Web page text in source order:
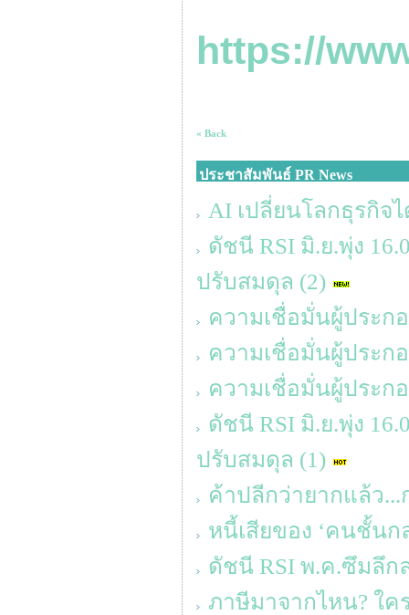
https://
« Back
ประชาสัมพันธ์ PR News
AI เปลี่ยนโลกธุรกิจ
ดัชนี RSI มิ.ย.พุ่ง
ปรับสมดุล (2)
ความเชื่อมั่นผู้ประก
ความเชื่อมั่นผู้ประก
ความเชื่อมั่นผู้ประก
ดัชนี RSI มิ.ย.พุ่ง
ปรับสมดุล (1)
ค้าปลีกว่ายากแล้ว...
หนี้เสียของ ‘คนชั้นก
ดัชนี RSI พ.ค.ซึมลึก
ภาษีมาจากไหน? ใค